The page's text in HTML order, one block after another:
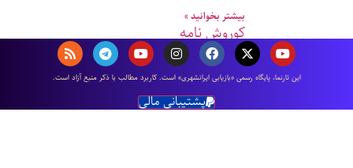
بیشتر بخوانید »
کوروش نامه
طولانی‌ترین اثر گزنفون، نویسنده و سپاهی آتنی است.
در این کتاب گزنفون، پرورش، آموزش و زندگی کوروش
بزرگ را نگاشته است. گزنفون، در كوروش نامه خود،
وصيت نامه كوروش بزرگ را آنچنان
اين تارنما، پایگاه رسمی «بازیابی ایرانشهری» است. كاربرد مطالب با ذكر منبع آزاد است.
پشتیبانی مالی